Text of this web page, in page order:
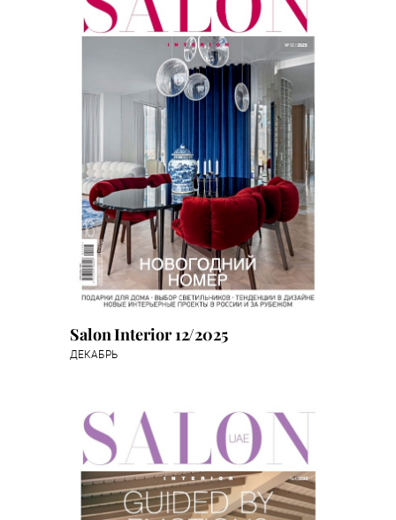
Salon Interior 12/2025
ДЕКАБРЬ